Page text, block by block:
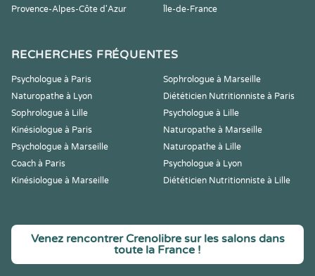
Provence-Alpes-Côte d'Azur
Île-de-France
RECHERCHES FRÉQUENTES
Psychologue à Paris
Sophrologue à Marseille
Naturopathe à Lyon
Diététicien Nutritionniste à Paris
Sophrologue à Lille
Psychologue à Lille
Kinésiologue à Paris
Naturopathe à Marseille
Psychologue à Marseille
Naturopathe à Lille
Coach à Paris
Psychologue à Lyon
Kinésiologue à Marseille
Diététicien Nutritionniste à Lille
Venez rencontrer Crenolibre sur les salons dans
toute la France !